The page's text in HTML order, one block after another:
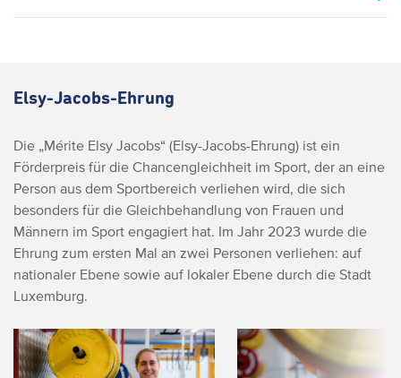
Elsy-Jacobs-Ehrung
Die „Mérite Elsy Jacobs“ (Elsy-Jacobs-Ehrung) ist ein
Förderpreis für die Chancengleichheit im Sport, der an eine
Person aus dem Sportbereich verliehen wird, die sich
besonders für die Gleichbehandlung von Frauen und
Männern im Sport engagiert hat. Im Jahr 2023 wurde die
Ehrung zum ersten Mal an zwei Personen verliehen: auf
nationaler Ebene sowie auf lokaler Ebene durch die Stadt
Luxemburg.